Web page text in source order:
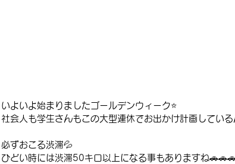
いよいよ始まりましたゴールデンウィーク⭐️
社会人も学生さんもこの大型連休でお出かけ計画している
必ずおこる渋滞💦
ひどい時には渋滞50キロ以上になる事もありますね